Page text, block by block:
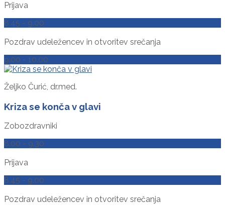
Prijava
8.45 - 9.00
Pozdrav udeležencev in otvoritev srečanja
9.00 - 10.00
Željko Čurić, dr.med.
Kriza se konča v glavi
Zobozdravniki
8.00 - 9.30
Prijava
8.45 - 9.00
Pozdrav udeležencev in otvoritev srečanja